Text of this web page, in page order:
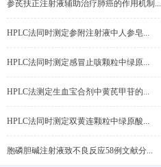
参芪扶正注射液辅助治疗肺癌的作用机制...
HPLC法同时测定参附注射液中人参皂...
HPLC法同时测定感冒止咳颗粒中绿原...
HPLC法测定生血宝合剂中黄芪甲苷的...
HPLC法同时测定双黄连颗粒中绿原酸...
胞磷胆碱注射液致不良反应58例文献分...